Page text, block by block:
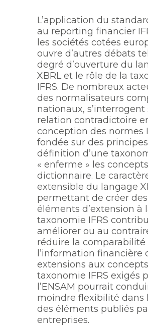
L’application du
au reporting financier
les sociétés cotées
ouvre d’autres débats
degré d’ouverture du
XBRL et le rôle de la
IFRS. De nombreux
des normalisateurs
nationaux, s’interrogent
relation contradictoire
conception des normes
fondée sur des
définition d’une
« enferme » les
dictionnaire. Le
extensible du langage
permettant de créer des
éléments d’extension à
taxonomie IFRS
améliorer ou au
réduire la comparabilité
l’information financière
extensions aux
taxonomie IFRS exigés
l’ENSAM pourrait
moindre flexibilité dans
des éléments publiés
entreprises.